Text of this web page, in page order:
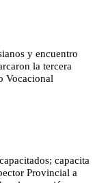
y encuentro
la tercera
Vocacional
capacita
Provincial a